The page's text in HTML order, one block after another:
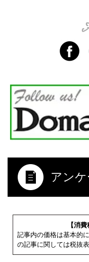
アンケ
【消
記事内の価格は基本的
の記事に関しては税抜